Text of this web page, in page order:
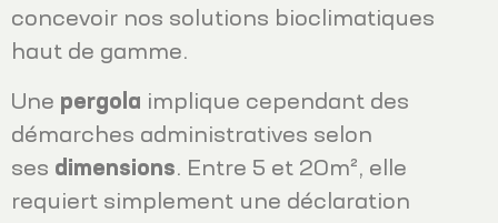
concevoir nos solutions bioclimatiques
haut de gamme.
Une pergola implique cependant des
démarches administratives selon
ses dimensions. Entre 5 et 20m², elle
requiert simplement une déclaration